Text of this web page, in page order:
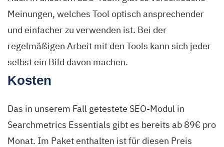
Meinungen, welches Tool optisch ansprechender
und einfacher zu verwenden ist. Bei der
regelmäßigen Arbeit mit den Tools kann sich jeder
selbst ein Bild davon machen.
Kosten
Das in unserem Fall getestete SEO-Modul in
Searchmetrics Essentials gibt es bereits ab 89€ pro
Monat. Im Paket enthalten ist für diesen Preis